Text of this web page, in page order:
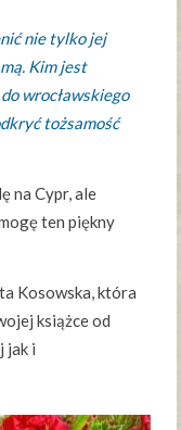
nie tylko jej
Kim jest
wrocławskiego
tożsamość
na Cypr, ale
ten piękny
Kosowska, która
książce od
jak i